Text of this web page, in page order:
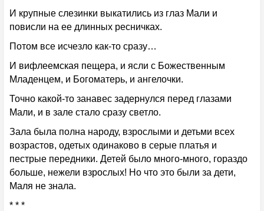
И крупные слезинки выкатились из глаз Мали и
повисли на ее длинных ресничках.
Потом все исчезло как-то сразу…
И вифлеемская пещера, и ясли с Божественным
Младенцем, и Богоматерь, и ангелочки.
Точно какой-то занавес задернулся перед глазами
Мали, и в зале стало сразу светло.
Зала была полна народу, взрослыми и детьми всех
возрастов, одетых одинаково в серые платья и
пестрые передники. Детей было много-много, гораздо
больше, нежели взрослых! Но что это были за дети,
Маля не знала.
* * *